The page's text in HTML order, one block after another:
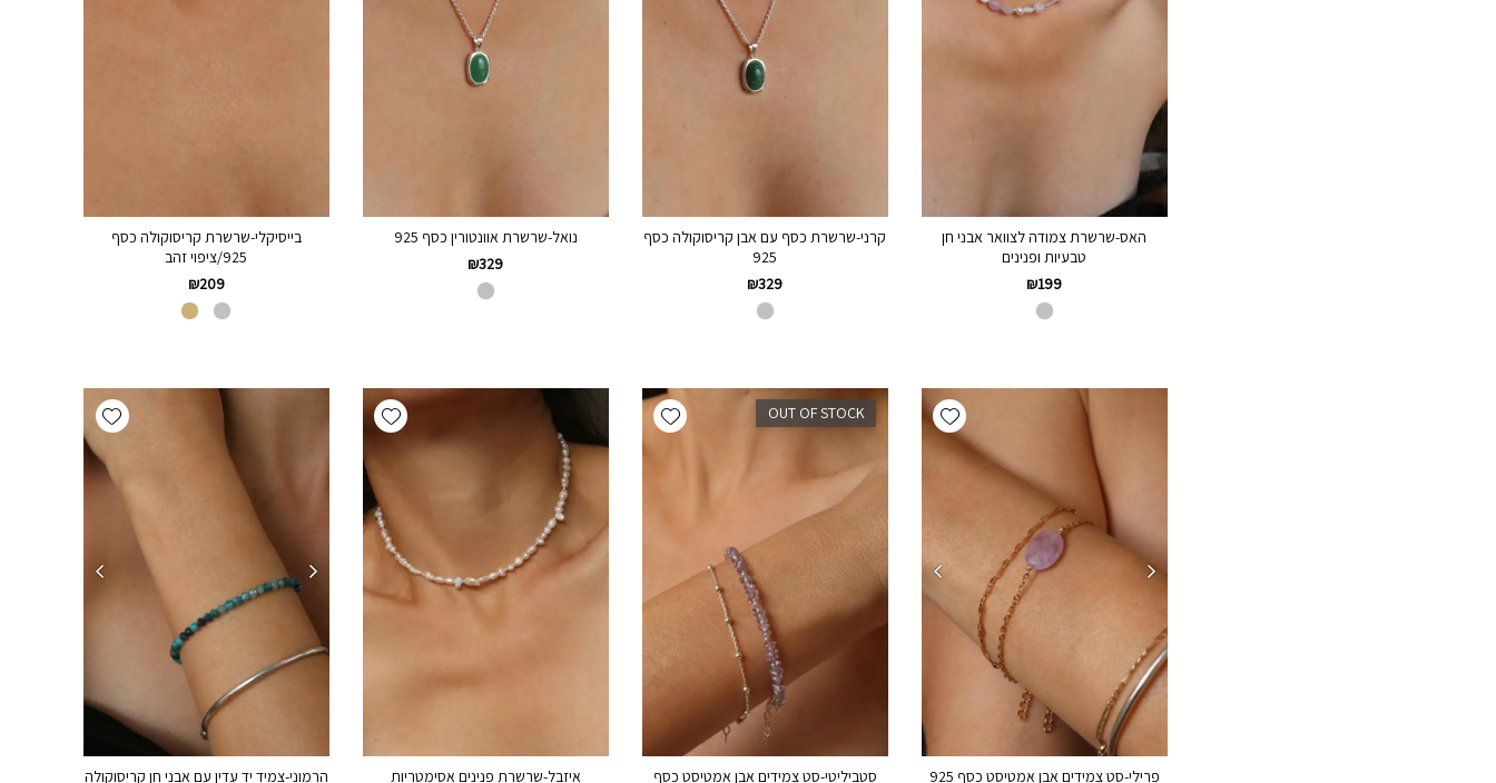
האס-שרשרת צמודה לצוואר אבני חן
טבעיות ופנינים
₪199
קרני-שרשרת כסף עם אבן קריסוקולה כסף
925
₪329
נואל-שרשרת אוונטורין כסף 925
₪329
בייסיקלי-שרשרת קריסוקולה כסף
925/ציפוי זהב
₪209
Add wishlist
פרילי-סט צמידים אבן אמטיסט כסף 925
Add wishlist OUT OF STOCK
סטביליטי-סט צמידים אבן אמטיסט כסף
Add wishlist
איזבל-שרשרת פנינים אסימטריות
Add wishlist
הרמוני-צמיד יד עדין עם אבני חן קריסוקולה